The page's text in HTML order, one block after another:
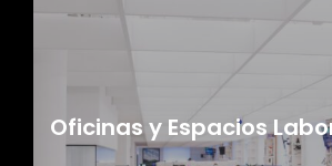
Oficinas y Espacios